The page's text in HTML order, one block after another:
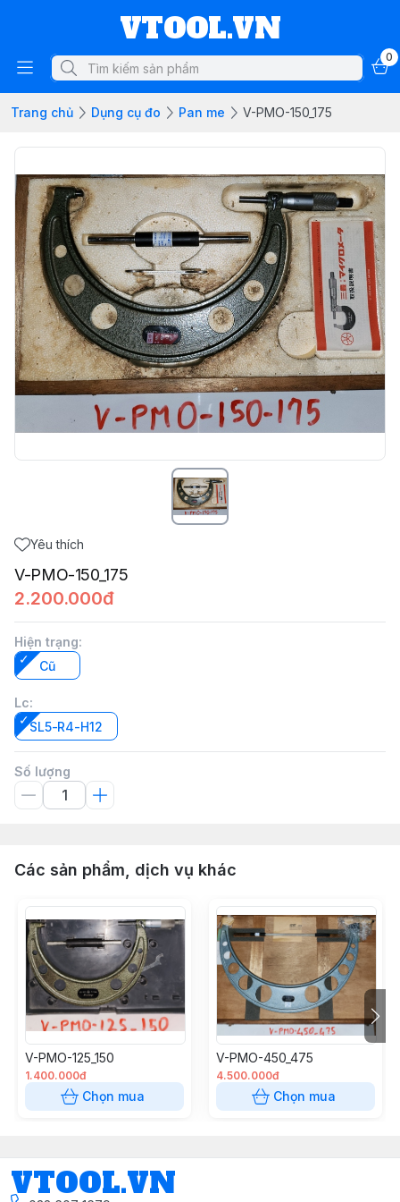
VTOOL.VN
0
Trang chủ Dụng cụ đo Pan me V-PMO-150_175
Yêu thích
V-PMO-150_175
2.200.000đ
Hiện trạng:
Cũ
Lc:
SL5-R4-H12
Số lượng
Các sản phẩm, dịch vụ khác
V-PMO-125_150
1.400.000đ
Chọn mua
V-PMO-450_475
4.500.000đ
Chọn mua
VTOOL.VN